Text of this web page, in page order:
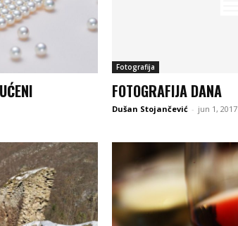
Fotografija
FOTOGRAFIJA DANA
Dušan Stojančević - jun 1, 2017